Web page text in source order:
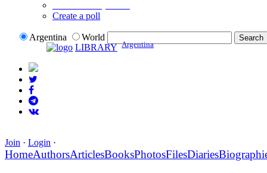
Create a poll
Argentina
World
LIBRARY Argentina
Join · Login ·
HomeAuthorsArticlesBooksPhotosFilesDiaries